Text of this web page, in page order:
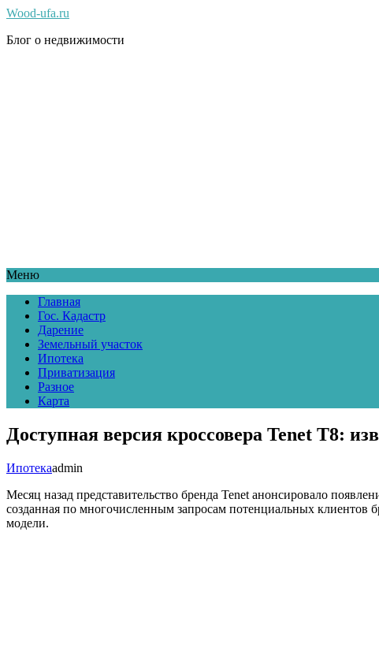
Wood-ufa.ru
Блог о недвижимости
Меню
Главная
Гос. Кадастр
Дарение
Земельный участок
Ипотека
Приватизация
Разное
Карта
Доступная версия кроссовера Tenet T8:
Ипотекаadmin
Месяц назад представительство бренда Tenet анонсировало
созданная по многочисленным запросам потенциальных клиентов
модели.